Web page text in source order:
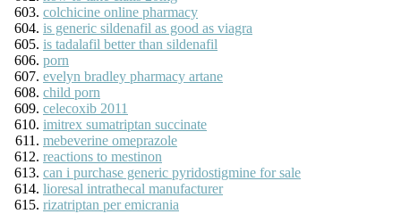
colchicine online pharmacy
is generic sildenafil as good as viagra
is tadalafil better than sildenafil
porn
evelyn bradley pharmacy artane
child porn
celecoxib 2011
imitrex sumatriptan succinate
mebeverine omeprazole
reactions to mestinon
can i purchase generic pyridostigmine for sale
lioresal intrathecal manufacturer
rizatriptan per emicrania